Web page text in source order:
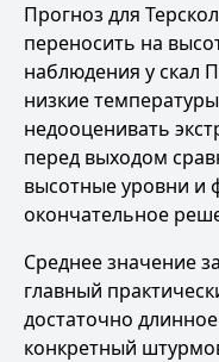
Прогноз для
переносить на
наблюдения у скал
низкие
недооценивать
перед выходом
высотные уровни и
окончательное
Среднее значение
главный
достаточно
конкретный